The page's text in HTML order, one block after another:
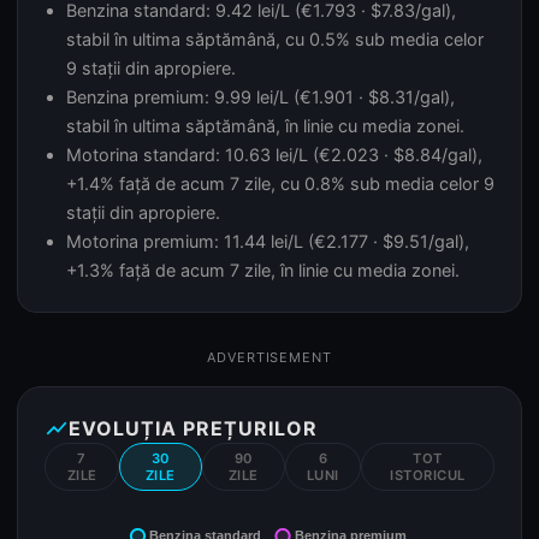
Benzina standard: 9.42 lei/L (€1.793 · $7.83/gal),
stabil în ultima săptămână, cu 0.5% sub media celor
9 stații din apropiere.
Benzina premium: 9.99 lei/L (€1.901 · $8.31/gal),
stabil în ultima săptămână, în linie cu media zonei.
Motorina standard: 10.63 lei/L (€2.023 · $8.84/gal),
+1.4% față de acum 7 zile, cu 0.8% sub media celor 9
stații din apropiere.
Motorina premium: 11.44 lei/L (€2.177 · $9.51/gal),
+1.3% față de acum 7 zile, în linie cu media zonei.
ADVERTISEMENT
show_chartEVOLUȚIA PREȚURILOR
7
ZILE
30
ZILE
90
ZILE
6
LUNI
TOT
ISTORICUL